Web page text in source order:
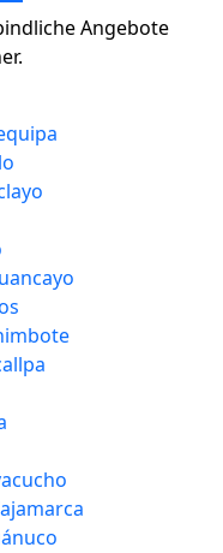
Angebote